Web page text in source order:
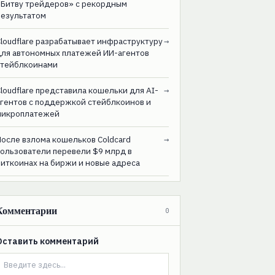
трейдеров» с рекордным
разрабатывает инфраструктуру
автономных платежей ИИ-агентов
→
представила кошельки для AI-
с поддержкой стейблкоинов и
→
взлома кошельков Coldcard
перевели $9 млрд в
на биржи и новые адреса
→
0
комментарий